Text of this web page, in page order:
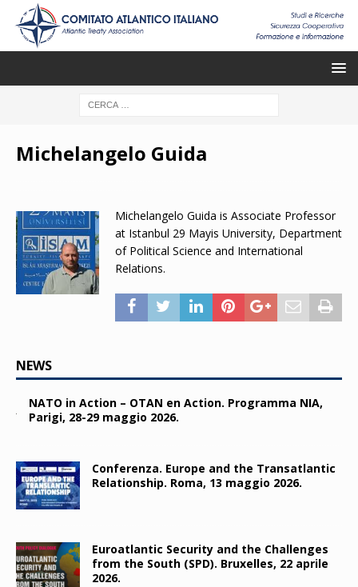
Michelangelo Guida
Michelangelo Guida is Associate Professor
at Istanbul 29 Mayis University, Department
of Political Science and International
Relations.
NEWS
NATO in Action – OTAN en Action. Programma NIA,
Parigi, 28-29 maggio 2026.
Conferenza. Europe and the Transatlantic
Relationship. Roma, 13 maggio 2026.
Euroatlantic Security and the Challenges
from the South (SPD). Bruxelles, 22 aprile
2026.